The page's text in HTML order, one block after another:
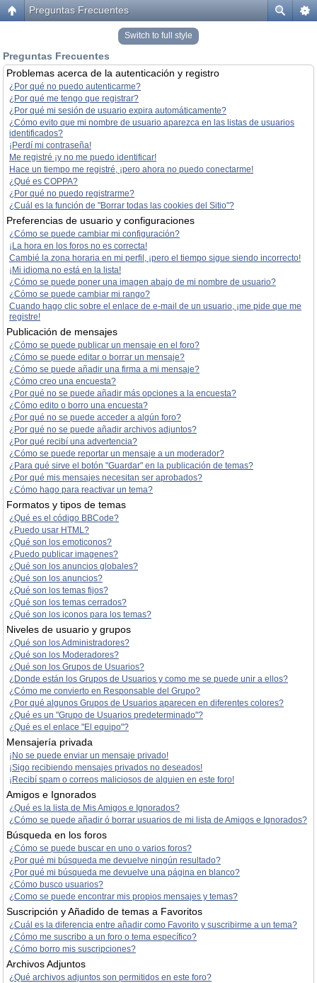
Preguntas Frecuentes
Switch to full style
Preguntas Frecuentes
Problemas acerca de la autenticación y registro
¿Por qué no puedo autenticarme?
¿Por qué me tengo que registrar?
¿Por qué mi sesión de usuario expira automáticamente?
¿Cómo evito que mi nombre de usuario aparezca en las listas de usuarios
identificados?
¡Perdí mi contraseña!
Me registré ¡y no me puedo identificar!
Hace un tiempo me registré, ¡pero ahora no puedo conectarme!
¿Qué es COPPA?
¿Por qué no puedo registrarme?
¿Cuál es la función de "Borrar todas las cookies del Sitio"?
Preferencias de usuario y configuraciones
¿Cómo se puede cambiar mi configuración?
¡La hora en los foros no es correcta!
Cambié la zona horaria en mi perfil, ¡pero el tiempo sigue siendo incorrecto!
¡Mi idioma no está en la lista!
¿Cómo se puede poner una imagen abajo de mi nombre de usuario?
¿Cómo se puede cambiar mi rango?
Cuando hago clic sobre el enlace de e-mail de un usuario, ¡me pide que me
registre!
Publicación de mensajes
¿Cómo se puede publicar un mensaje en el foro?
¿Cómo se puede editar o borrar un mensaje?
¿Cómo se puede añadir una firma a mi mensaje?
¿Cómo creo una encuesta?
¿Por qué no se puede añadir más opciones a la encuesta?
¿Cómo edito o borro una encuesta?
¿Por qué no se puede acceder a algún foro?
¿Por qué no se puede añadir archivos adjuntos?
¿Por qué recibí una advertencia?
¿Cómo se puede reportar un mensaje a un moderador?
¿Para qué sirve el botón "Guardar" en la publicación de temas?
¿Por qué mis mensajes necesitan ser aprobados?
¿Cómo hago para reactivar un tema?
Formatos y tipos de temas
¿Qué es el código BBCode?
¿Puedo usar HTML?
¿Qué son los emoticonos?
¿Puedo publicar imagenes?
¿Qué son los anuncios globales?
¿Qué son los anuncios?
¿Qué son los temas fijos?
¿Qué son los temas cerrados?
¿Qué son los iconos para los temas?
Niveles de usuario y grupos
¿Qué son los Administradores?
¿Qué son los Moderadores?
¿Qué son los Grupos de Usuarios?
¿Donde están los Grupos de Usuarios y como me se puede unir a ellos?
¿Cómo me convierto en Responsable del Grupo?
¿Por qué algunos Grupos de Usuarios aparecen en diferentes colores?
¿Qué es un "Grupo de Usuarios predeterminado"?
¿Qué es el enlace "El equipo"?
Mensajería privada
¡No se puede enviar un mensaje privado!
¡Sigo recibiendo mensajes privados no deseados!
¡Recibí spam o correos maliciosos de alguien en este foro!
Amigos e Ignorados
¿Qué es la lista de Mis Amigos e Ignorados?
¿Cómo se puede añadir ó borrar usuarios de mi lista de Amigos e Ignorados?
Búsqueda en los foros
¿Cómo se puede buscar en uno o varios foros?
¿Por qué mi búsqueda me devuelve ningún resultado?
¿Por qué mi búsqueda me devuelve una página en blanco?
¿Cómo busco usuarios?
¿Como se puede encontrar mis propios mensajes y temas?
Suscripción y Añadido de temas a Favoritos
¿Cuál es la diferencia entre añadir como Favorito y suscribirme a un tema?
¿Cómo me suscribo a un foro o tema específico?
¿Cómo borro mis suscripciones?
Archivos Adjuntos
¿Qué archivos adjuntos son permitidos en este foro?